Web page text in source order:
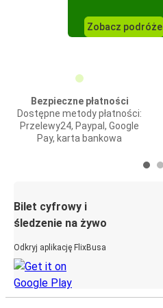
Zobacz podróże
Bezpieczne płatności
Dostępne metody płatności:
Przelewy24, Paypal, Google
Pay, karta bankowa
Bilet cyfrowy i
śledzenie na żywo
Odkryj aplikację FlixBusa